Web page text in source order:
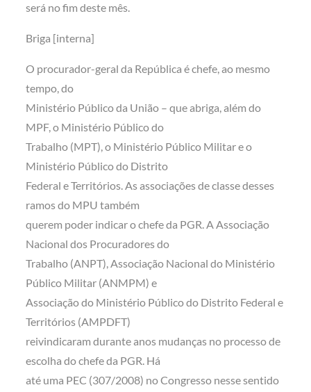
será no fim deste mês.
Briga [interna]
O procurador-geral da República é chefe, ao mesmo
tempo, do
Ministério Público da União – que abriga, além do
MPF, o Ministério Público do
Trabalho (MPT), o Ministério Público Militar e o
Ministério Público do Distrito
Federal e Territórios. As associações de classe desses
ramos do MPU também
querem poder indicar o chefe da PGR. A Associação
Nacional dos Procuradores do
Trabalho (ANPT), Associação Nacional do Ministério
Público Militar (ANMPM) e
Associação do Ministério Público do Distrito Federal e
Territórios (AMPDFT)
reivindicaram durante anos mudanças no processo de
escolha do chefe da PGR. Há
até uma PEC (307/2008) no Congresso nesse sentido